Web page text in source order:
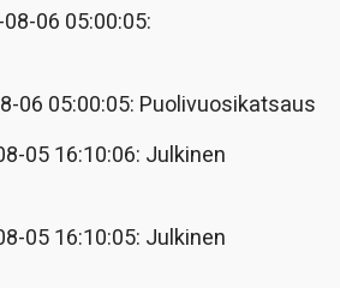
06 05:00:05:
06 05:00:05: Puolivuosikatsaus
05 16:10:06: Julkinen
05 16:10:05: Julkinen